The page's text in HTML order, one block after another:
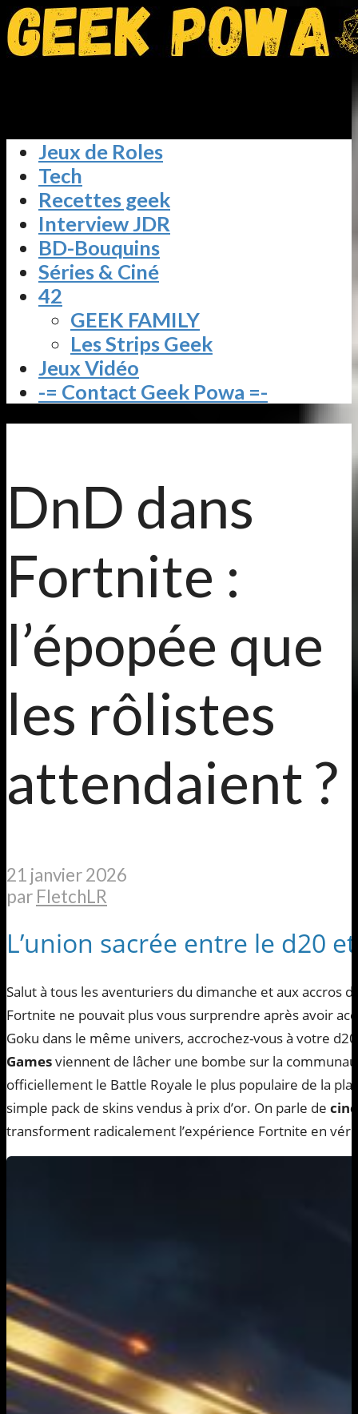
Jeux de Roles
Tech
Recettes geek
Interview JDR
BD-Bouquins
Séries & Ciné
42
GEEK FAMILY
Les Strips Geek
Jeux Vidéo
-= Contact Geek Powa =-
DnD dans
Fortnite :
l’épopée que
les rôlistes
attendaient ?
21 janvier 2026
par FletchLR
L’union sacrée entre le d20
Salut à tous les aventuriers du dimanche et aux accros
Fortnite ne pouvait plus vous surprendre après avoir
Goku dans le même univers, accrochez-vous à votre
Gamesviennent de lâcher une bombe sur la
officiellement le Battle Royale le plus populaire de la
simple pack de skins vendus à prix d’or. On parle de
transforment radicalement l’expérience Fortnite en